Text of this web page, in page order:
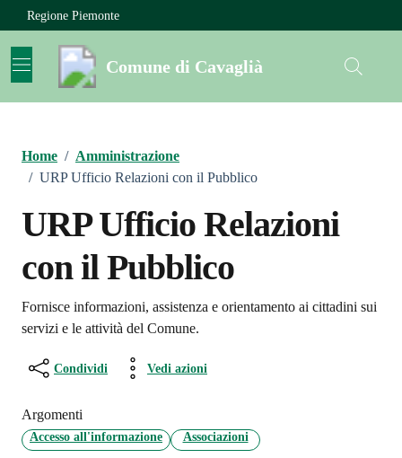
Vai ai contenuti
Vai al footer
Regione Piemonte
Comune di Cavaglià
Home / Amministrazione
/ URP Ufficio Relazioni con il Pubblico
URP Ufficio Relazioni
con il Pubblico
Fornisce informazioni, assistenza e orientamento ai cittadini sui
servizi e le attività del Comune.
Condividi Vedi azioni
Argomenti
Accesso all'informazione Associazioni